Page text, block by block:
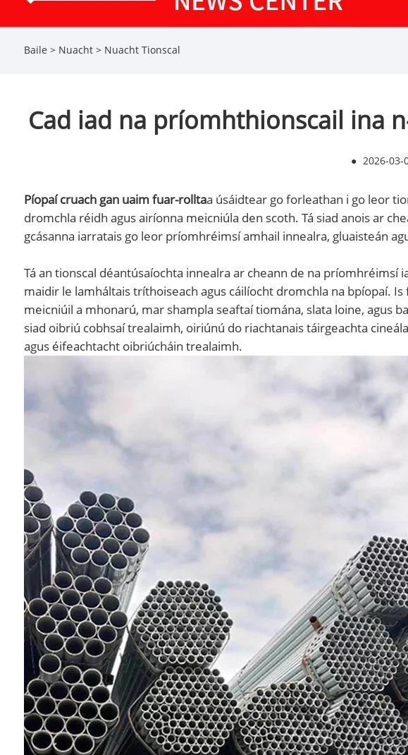
Baile > Nuacht> Nuacht Tionscal
Cad iad na príomhthionscail ina
● 2026-03-
Píopaí cruach gan uaim fuar-rolltaa úsáidtear go forleathan i go leor
dromchla réidh agus airíonna meicniúla den scoth. Tá siad anois ar
gcásanna iarratais go leor príomhréimsí amhail innealra, gluaisteán
Tá an tionscal déantúsaíochta innealra ar cheann de na príomhréimsí
maidir le lamháltais tríthoiseach agus cáilíocht dromchla na bpíopaí.
meicniúil a mhonarú, mar shampla seaftaí tiomána, slata loine, agus
siad oibriú cobhsaí trealaimh, oiriúnú do riachtanais táirgeachta
agus éifeachtacht oibriúcháin trealaimh.